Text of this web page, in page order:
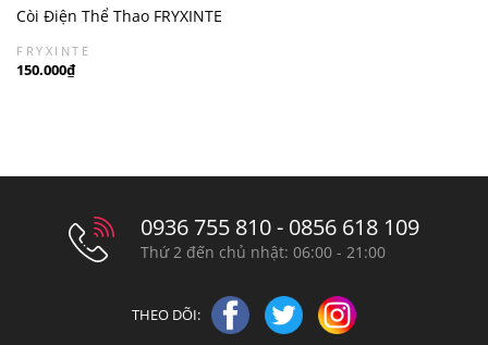
Còi Điện Thể Thao FRYXINTE
– Còi Trọng Tài Âm Lớn Rõ,
Không Cần Thổi
FRYXINTE
150.000₫
0936 755 810 - 0856 618 109
Thứ 2 đến chủ nhật: 06:00 - 21:00
THEO DÕI: